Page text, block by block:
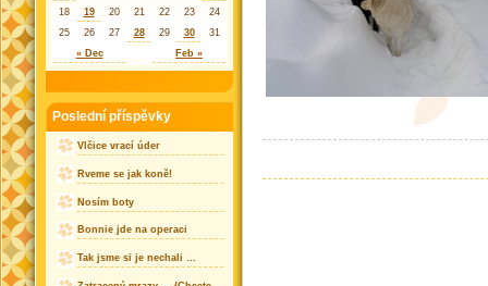
« Dec Feb »
18
19 20 21 22 23
24
25
26 27 28 29 30 31
Poslední příspěvky
Vlčice vrací úder
Rveme se jak koně!
Nosím boty
Bonnie jde na operaci
Tak jsme si je nechali …